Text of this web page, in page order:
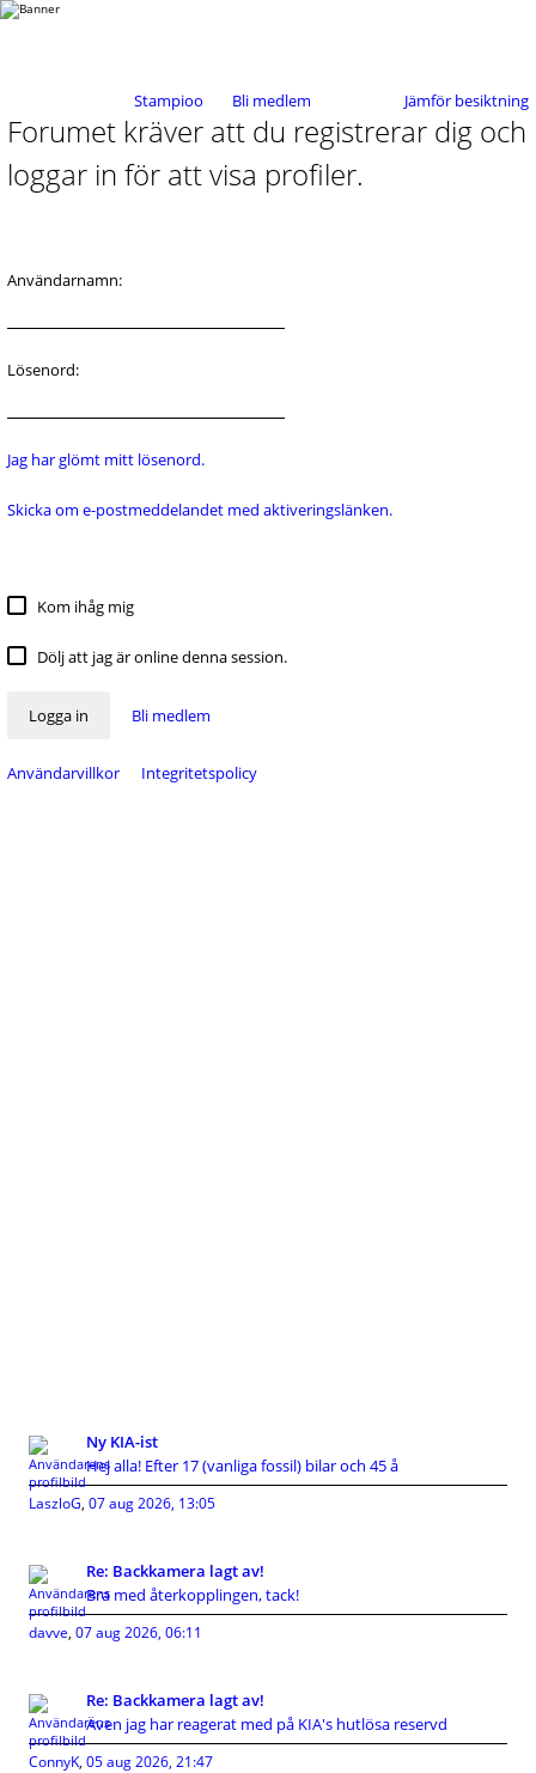
Stampioo Bli medlem Jämför besiktning
Forumet kräver att du registrerar dig och
loggar in för att visa profiler.
Användarnamn:
Lösenord:
Jag har glömt mitt lösenord.
Skicka om e-postmeddelandet med aktiveringslänken.
Kom ihåg mig
Dölj att jag är online denna session.
Logga in Bli medlem
Användarvillkor Integritetspolicy
Ny KIA-ist
Hej alla! Efter 17 (vanliga fossil) bilar och 45 å
LaszloG, 07 aug 2026, 13:05
Re: Backkamera lagt av!
Bra med återkopplingen, tack!
davve, 07 aug 2026, 06:11
Re: Backkamera lagt av!
Även jag har reagerat med på KIA's hutlösa reservd
ConnyK, 05 aug 2026, 21:47